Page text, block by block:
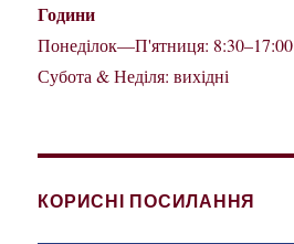
Години
Понеділок—П'ятниця: 8:30–17:00
Субота & Неділя: вихідні
КОРИСНІ ПОСИЛАННЯ